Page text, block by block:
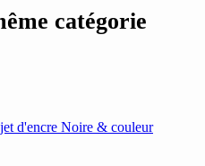
catégorie